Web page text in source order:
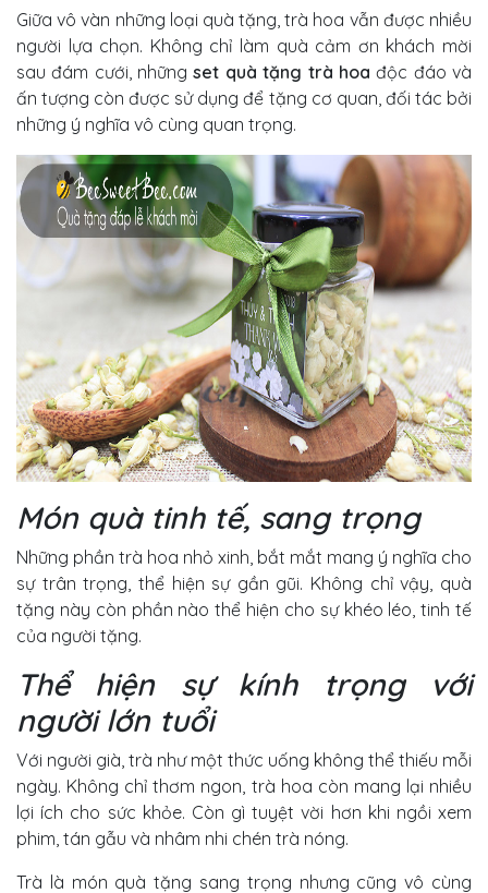
Giữa vô vàn những loại quà tặng, trà hoa vẫn được nhiều
người lựa chọn. Không chỉ làm quà cảm ơn khách mời
sau đám cưới, nhữngset quà tặng trà hoađộc đáo và
ấn tượng còn được sử dụng để tặng cơ quan, đối tác bởi
những ý nghĩa vô cùng quan trọng.
Món quà tinh tế, sang trọng
Những phần trà hoa nhỏ xinh, bắt mắt mang ý nghĩa cho
sự trân trọng, thể hiện sự gần gũi. Không chỉ vậy, quà
tặng này còn phần nào thể hiện cho sự khéo léo, tinh tế
của người tặng.
Thể hiện sự kính trọng với
người lớn tuổi
Với người già, trà như một thức uống không thể thiếu mỗi
ngày. Không chỉ thơm ngon, trà hoa còn mang lại nhiều
lợi ích cho sức khỏe. Còn gì tuyệt vời hơn khi ngồi xem
phim, tán gẫu và nhâm nhi chén trà nóng.
Trà là món quà tặng sang trọng nhưng cũng vô cùng